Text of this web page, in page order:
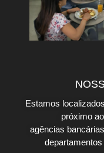
Estamos
próximo
agências